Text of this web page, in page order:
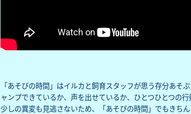
「あそびの時間」はイルカと飼育スタッフが思う存分あ
ャンプできているか、声を出せているか、ひとつひとつの
少しの異変も見逃さないため、「あそびの時間」でもきちん